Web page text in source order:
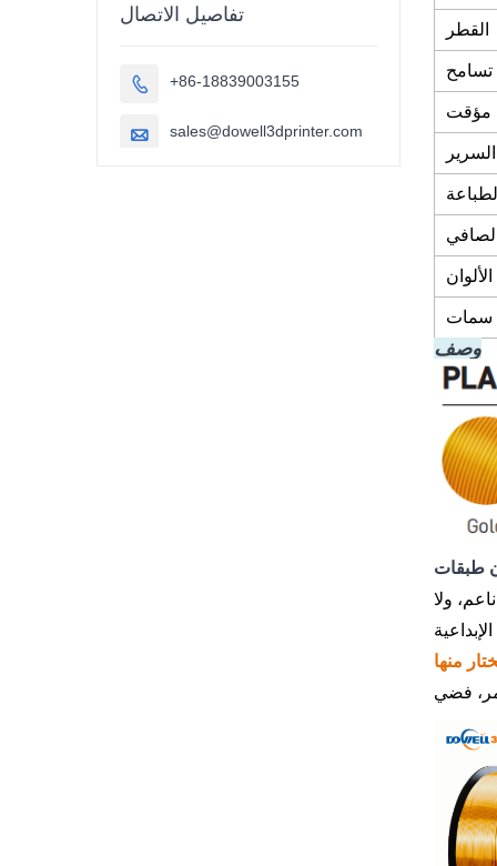
القطر
تسامح
مؤقت
الألوان
سمات
وصف
طبقات
فضي
تفاصيل الاتصال
 +86-18839003155
 sales@dowell3dprinter.com